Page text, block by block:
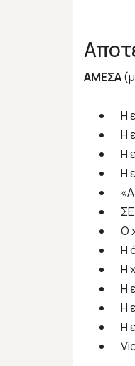
ΑΜΕΣΑ
Η
Η
Η
Η
ΣΕ
Ο
Η
Η
Η
Η
Η